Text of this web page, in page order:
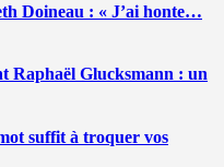
Doineau : « J’ai honte…
Raphaël Glucksmann : un
suffit à troquer vos